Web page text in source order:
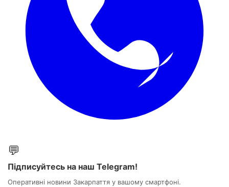
💬
Підписуйтесь на наш Telegram!
Оперативні новини Закарпаття у вашому смартфоні.